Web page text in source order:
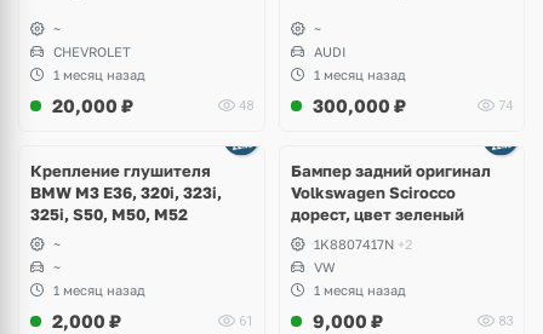
~
CHEVROLET
1 месяц назад
20,000 ₽ 48
~
AUDI
1 месяц назад
300,000 ₽ 74
Крепление глушителя
BMW M3 E36, 320i, 323i,
325i, S50, M50, M52
~
~
1 месяц назад
2,000 ₽ 61
Бампер задний оригинал
Volkswagen Scirocco
дорест, цвет зеленый
1K8807417N +2
VW
1 месяц назад
9,000 ₽ 83